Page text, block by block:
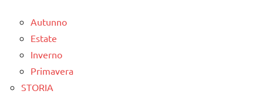
Autunno
Estate
Inverno
Primavera
STORIA